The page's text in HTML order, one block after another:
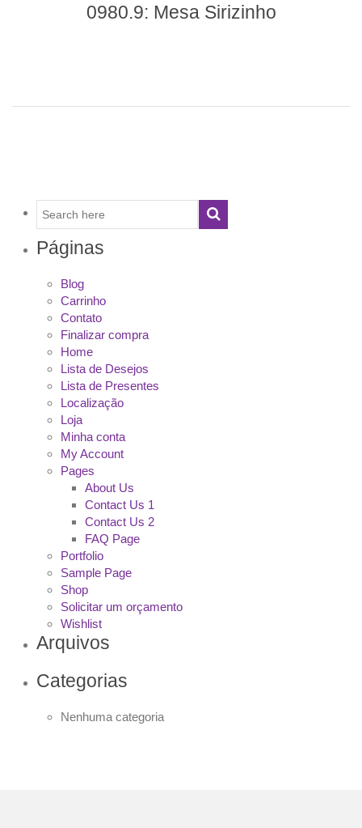
0980.9: Mesa Sirizinho
Páginas
Blog
Carrinho
Contato
Finalizar compra
Home
Lista de Desejos
Lista de Presentes
Localização
Loja
Minha conta
My Account
Pages
About Us
Contact Us 1
Contact Us 2
FAQ Page
Portfolio
Sample Page
Shop
Solicitar um orçamento
Wishlist
Arquivos
Categorias
Nenhuma categoria